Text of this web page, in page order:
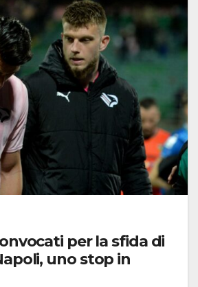
per la sfida di
uno stop in